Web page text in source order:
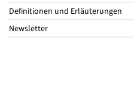
Definitionen und Erläuterungen
Newsletter